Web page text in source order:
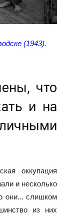
(1943).
что
и на
оккупация
и несколько
они... слишком
из них